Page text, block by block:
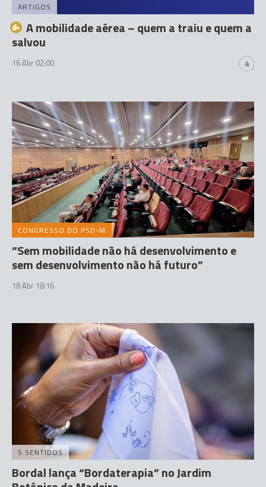
ARTIGOS
A mobilidade aérea – quem a traiu e quem a
salvou
16 Abr 02:00 4
CONGRESSO DO PSD-M
“Sem mobilidade não há desenvolvimento e
sem desenvolvimento não há futuro”
18 Abr 18:16
5 SENTIDOS
Bordal lança “Bordaterapia” no Jardim